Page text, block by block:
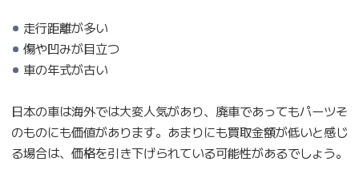
走行距離が多い
傷や凹みが目立つ
車の年式が古い
日本の車は海外では大変人気があり、廃車であってもパーツそ
のものにも価値があります。あまりにも買取金額が低いと感じ
る場合は、価格を引き下げられている可能性があるでしょう。